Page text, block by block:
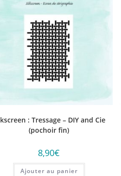
: Tressage – DIY and Cie
(pochoir fin)
8,90€
Ajouter au panier